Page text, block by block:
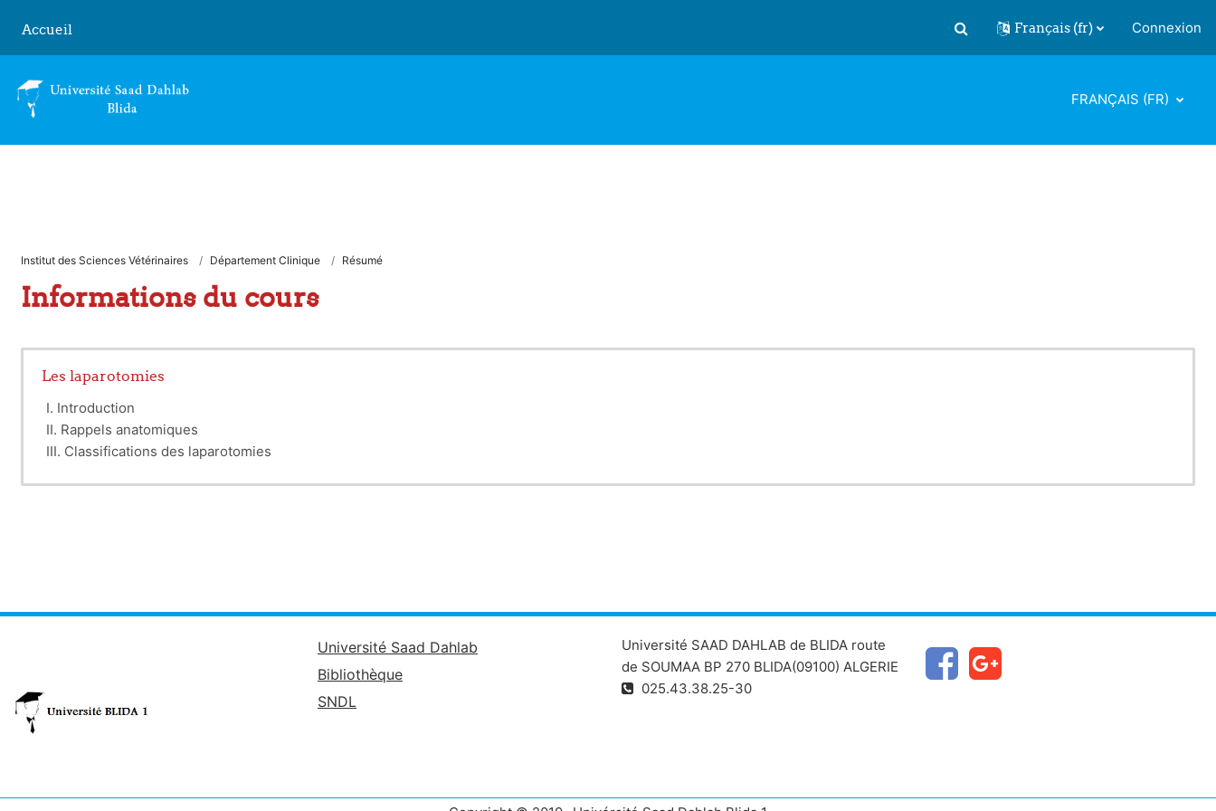
Accueil
Activer/désactiver la saisie de
Français ‎(fr)‎ Connexion
FRANÇAIS ‎(FR)‎
Institut des Sciences Vétérinaires Département Clinique Résumé
Informations du cours
Les laparotomies
I. Introduction
II. Rappels anatomiques
III. Classifications des laparotomies
Université Saad Dahlab
Bibliothèque
SNDL
Université SAAD DAHLAB de BLIDA route
de SOUMAA BP 270 BLIDA(09100) ALGERIE
025.43.38.25-30